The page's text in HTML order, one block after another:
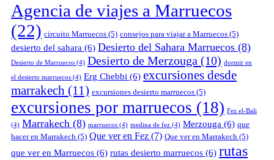
Agencia de viajes a Marruecos
(22) circuito Marruecos (5) consejos para viajar a Marruecos (5)
desierto del sahara (6) Desierto del Sahara Marruecos (8)
Desierto de Marruecos (4) Desierto de Merzouga (10) dormir en
el desierto marruecos (4) Erg Chebbi (6) excursiones desde
marrakech (11) excursiones desierto marruecos (5)
excursiones por marruecos (18) Fez el-Bali
(4) Marrakech (8) marruecos (4) medina de fez (4) Merzouga (6) que
hacer en Marrakech (5) Que ver en Fez (7) Que ver en Marrakech (5)
que ver en Marruecos (6) rutas desierto marruecos (6) rutas